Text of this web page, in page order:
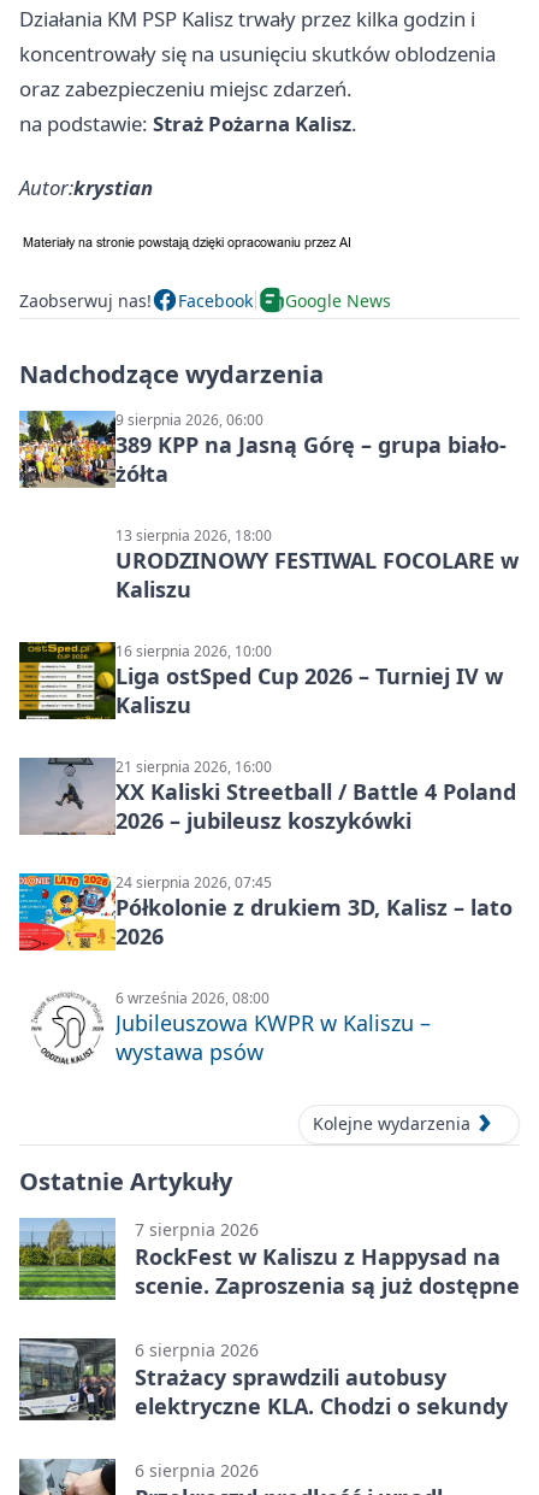
Działania KM PSP Kalisz trwały przez kilka godzin i
koncentrowały się na usunięciu skutków oblodzenia
oraz zabezpieczeniu miejsc zdarzeń.
na podstawie: Straż Pożarna Kalisz.
Autor:krystian
Zaobserwuj nas! Facebook Google News
Nadchodzące wydarzenia
9 sierpnia 2026, 06:00
389 KPP na Jasną Górę – grupa biało-
żółta
13 sierpnia 2026, 18:00
URODZINOWY FESTIWAL FOCOLARE w
Kaliszu
16 sierpnia 2026, 10:00
Liga ostSped Cup 2026 – Turniej IV w
Kaliszu
21 sierpnia 2026, 16:00
XX Kaliski Streetball / Battle 4 Poland
2026 – jubileusz koszykówki
24 sierpnia 2026, 07:45
Półkolonie z drukiem 3D, Kalisz – lato
2026
6 września 2026, 08:00
Jubileuszowa KWPR w Kaliszu –
wystawa psów
Kolejne wydarzenia
Ostatnie Artykuły
7 sierpnia 2026
RockFest w Kaliszu z Happysad na
scenie. Zaproszenia są już dostępne
6 sierpnia 2026
Strażacy sprawdzili autobusy
elektryczne KLA. Chodzi o sekundy
6 sierpnia 2026